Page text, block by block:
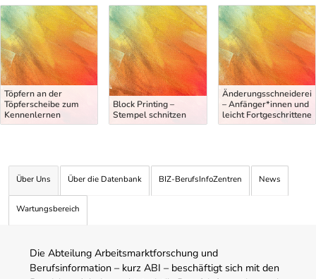
Uber Weiterbildungsvorschläge
Töpfern an der
Töpferscheibe zum
Kennenlernen
Block Printing –
Stempel schnitzen
Änderungsschneiderei
– Anfänger*innen und
leicht Fortgeschrittene
Über Uns Über die Datenbank BIZ-BerufsInfoZentren News
Wartungsbereich
Die Abteilung Arbeitsmarktforschung und
Berufsinformation – kurz ABI – beschäftigt sich mit den